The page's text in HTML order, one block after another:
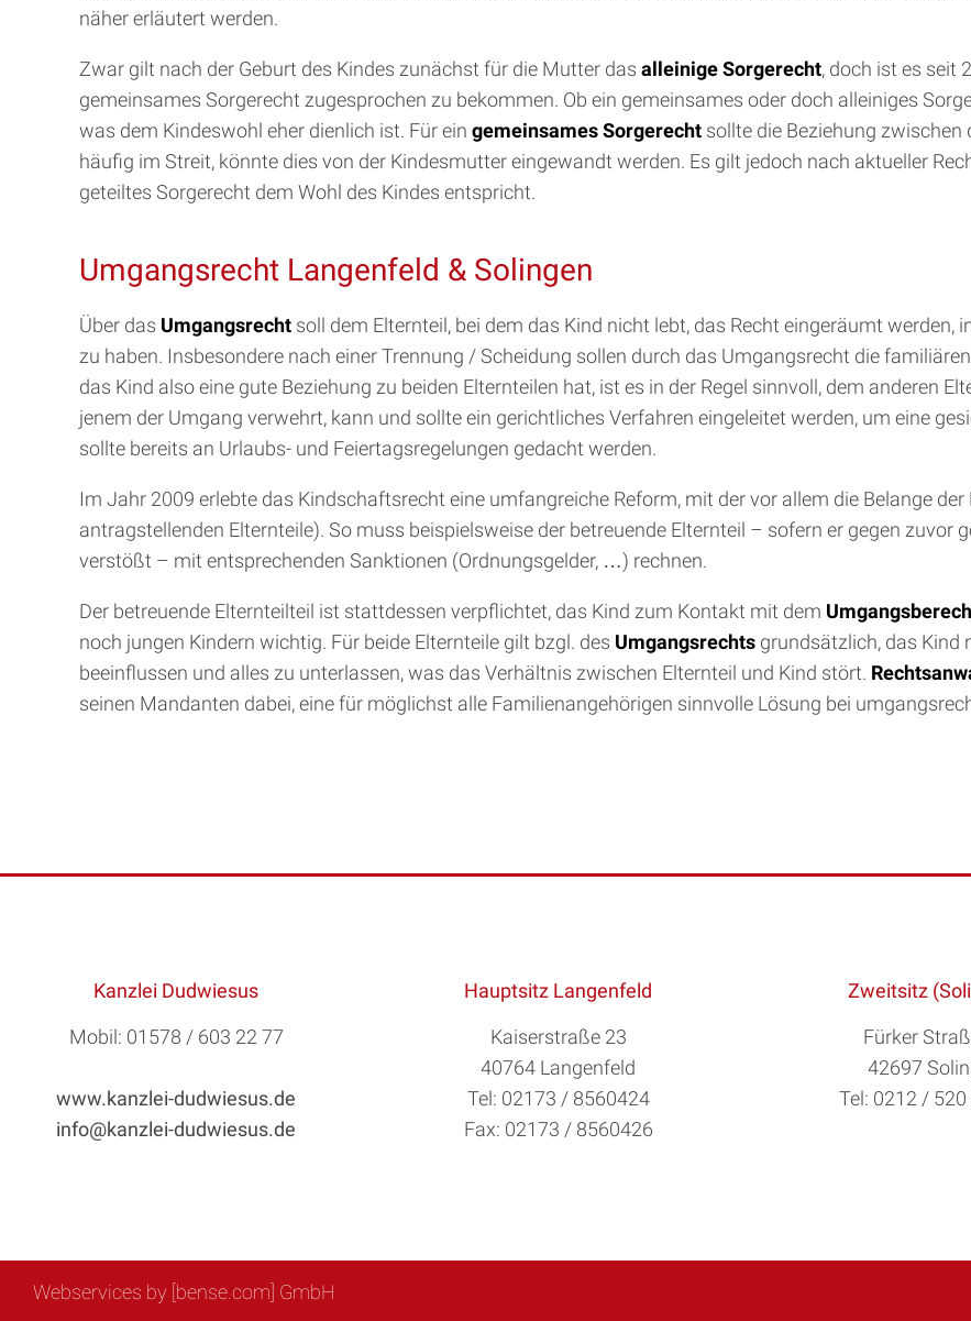
näher erläutert werden.
Zwar gilt nach der Geburt des Kindes zunächst für die Mutter das alleinige Sorgerecht, doch ist es seit
gemeinsames Sorgerecht zugesprochen zu bekommen. Ob ein gemeinsames oder doch alleiniges
was dem Kindeswohl eher dienlich ist. Für ein gemeinsames Sorgerecht sollte die Beziehung zwischen
häufig im Streit, könnte dies von der Kindesmutter eingewandt werden. Es gilt jedoch nach aktueller
geteiltes Sorgerecht dem Wohl des Kindes entspricht.
Umgangsrecht Langenfeld & Solingen
Über das Umgangsrecht soll dem Elternteil, bei dem das Kind nicht lebt, das Recht eingeräumt
zu haben. Insbesondere nach einer Trennung / Scheidung sollen durch das Umgangsrecht die
das Kind also eine gute Beziehung zu beiden Elternteilen hat, ist es in der Regel sinnvoll, dem anderen
jenem der Umgang verwehrt, kann und sollte ein gerichtliches Verfahren eingeleitet werden, um eine
sollte bereits an Urlaubs- und Feiertagsregelungen gedacht werden.
Im Jahr 2009 erlebte das Kindschaftsrecht eine umfangreiche Reform, mit der vor allem die Belange
antragstellenden Elternteile). So muss beispielsweise der betreuende Elternteil – sofern er gegen
verstößt – mit entsprechenden Sanktionen (Ordnungsgelder, …) rechnen.
Der betreuende Elternteilteil ist stattdessen verpflichtet, das Kind zum Kontakt mit dem
noch jungen Kindern wichtig. Für beide Elternteile gilt bzgl. des Umgangsrechts grundsätzlich, das Kind
beeinflussen und alles zu unterlassen, was das Verhältnis zwischen Elternteil und Kind stört.
seinen Mandanten dabei, eine für möglichst alle Familienangehörigen sinnvolle Lösung bei
Kanzlei Dudwiesus
Mobil: 01578 / 603 22 77
www.kanzlei-dudwiesus.de
info@kanzlei-dudwiesus.de
Hauptsitz Langenfeld
Kaiserstraße 23
40764 Langenfeld
Tel: 02173 / 8560424
Fax: 02173 / 8560426
Zweitsitz
Fürker
42697
Tel: 0212 /
Webservices by [bense.com] GmbH